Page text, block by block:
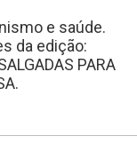
e saúde.
da edição:
PARA